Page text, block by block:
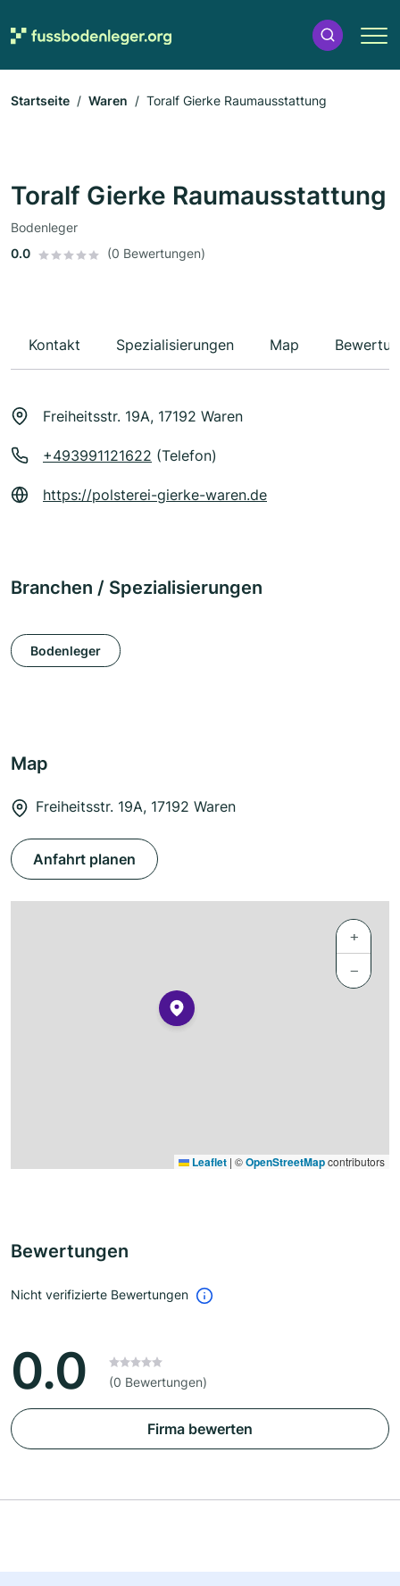
Startseite Waren Toralf Gierke Raumausstattung
Toralf Gierke Raumausstattung
Bodenleger
0.0
(0 Bewertungen)
Kontakt Spezialisierungen Map
Freiheitsstr. 19A, 17192 Waren
+493991121622 (Telefon)
https://polsterei-gierke-waren.de
Branchen / Spezialisierungen
Bodenleger
Map
Freiheitsstr. 19A, 17192 Waren
Anfahrt planen
+
−
Leaflet | ©OpenStreetMapcontributors
Bewertungen
Nicht verifizierte Bewertungen
0.0 (0 Bewertungen)
Firma bewerten